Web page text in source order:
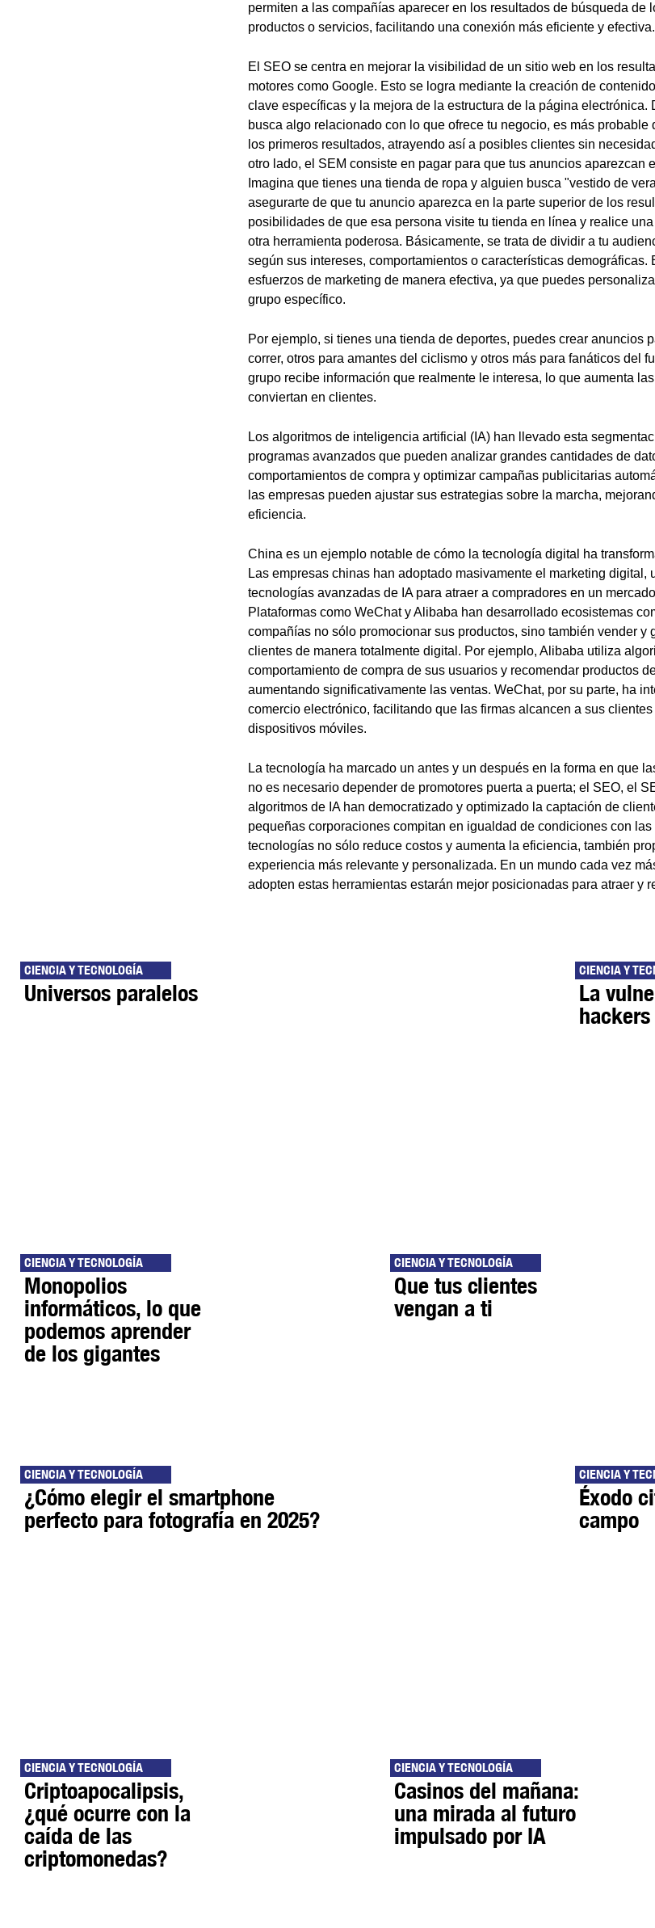
permiten a las compañías aparecer en los resultados de búsqueda de
productos o servicios, facilitando una conexión más eficiente y efectiva.
El SEO se centra en mejorar la visibilidad de un sitio web en los
motores como Google. Esto se logra mediante la creación de
clave específicas y la mejora de la estructura de la página electrónica.
busca algo relacionado con lo que ofrece tu negocio, es más probable
los primeros resultados, atrayendo así a posibles clientes sin
otro lado, el SEM consiste en pagar para que tus anuncios aparezcan
Imagina que tienes una tienda de ropa y alguien busca "vestido de
asegurarte de que tu anuncio aparezca en la parte superior de los
posibilidades de que esa persona visite tu tienda en línea y realice
otra herramienta poderosa. Básicamente, se trata de dividir a tu
según sus intereses, comportamientos o características demográficas.
esfuerzos de marketing de manera efectiva, ya que puedes
grupo específico.
Por ejemplo, si tienes una tienda de deportes, puedes crear anuncios
correr, otros para amantes del ciclismo y otros más para fanáticos del
grupo recibe información que realmente le interesa, lo que aumenta
conviertan en clientes.
Los algoritmos de inteligencia artificial (IA) han llevado esta
programas avanzados que pueden analizar grandes cantidades de
comportamientos de compra y optimizar campañas publicitarias
las empresas pueden ajustar sus estrategias sobre la marcha,
eficiencia.
China es un ejemplo notable de cómo la tecnología digital ha
Las empresas chinas han adoptado masivamente el marketing digital,
tecnologías avanzadas de IA para atraer a compradores en un
Plataformas como WeChat y Alibaba han desarrollado ecosistemas
compañías no sólo promocionar sus productos, sino también vender y
clientes de manera totalmente digital. Por ejemplo, Alibaba utiliza
comportamiento de compra de sus usuarios y recomendar productos
aumentando significativamente las ventas. WeChat, por su parte, ha
comercio electrónico, facilitando que las firmas alcancen a sus
dispositivos móviles.
La tecnología ha marcado un antes y un después en la forma en que
no es necesario depender de promotores puerta a puerta; el SEO, el
algoritmos de IA han democratizado y optimizado la captación de
pequeñas corporaciones compitan en igualdad de condiciones con
tecnologías no sólo reduce costos y aumenta la eficiencia, también
experiencia más relevante y personalizada. En un mundo cada vez
adopten estas herramientas estarán mejor posicionadas para atraer y
CIENCIA Y TECNOLOGÍA
Universos paralelos
CIENCIA Y
La
hackers
CIENCIA Y TECNOLOGÍA
Monopolios
informáticos, lo que
podemos aprender
de los gigantes
CIENCIA Y TECNOLOGÍA
Que tus clientes
vengan a ti
CIENCIA Y TECNOLOGÍA
¿Cómo elegir el smartphone
perfecto para fotografía en 2025?
CIENCIA Y
Éxodo
campo
CIENCIA Y TECNOLOGÍA
Criptoapocalipsis,
¿qué ocurre con la
caída de las
criptomonedas?
CIENCIA Y TECNOLOGÍA
Casinos del mañana:
una mirada al futuro
impulsado por IA